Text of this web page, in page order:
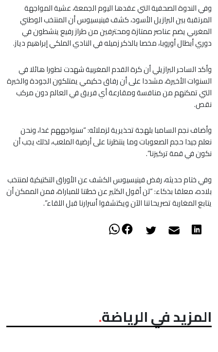
​وفي الندوة الصحفية التي عقدها اليوم الجمعة، عشية المواجهة
المرتقبة بين البرازيل الأسود، كشف فينيسيوس أن المنتخب الوطني
المغربي يضم عناصر ممتازة ومحترفين من طراز رفيع ينشطون في
دوري أبطال أوروبا، مخصا بالذكر زميله في النادي الملكي إبراهيم دياز.
​وأكد الساحر البرازيلي أن كرة القدم المغربية شهدت تطورا هائلا في
السنوات الأخيرة، مشددا على أن رفاق حكيمي يمتلكون الجودة والخبرة
التي تمكنهم من منافسة ومقارعة أي فريق في العالم دون مركب
نقص.
​وأضاف نجم السامبا بلهجة تحذيرية لزملائه: “سنواجههم غدا، ونحن
نعلم جيدا حجم الصعوبات وما ينتظرنا على أرضية الملعب، لذلك يجب أن
نكون في قمة تركيزنا”.
​وفي ختام حديثه، رفض فينيسيوس الكشف عن الأوراق التكتيكية لمنتخب
بلاده، معلقا بذكاء: “لن أقول الكثير عن خطتنا للمباراة، فمن الممكن أن
يتابع المغاربة تصريحاتنا الآن ويكتشفوا أسرارنا قبل اللقاء”.
المزيد في الرياضة